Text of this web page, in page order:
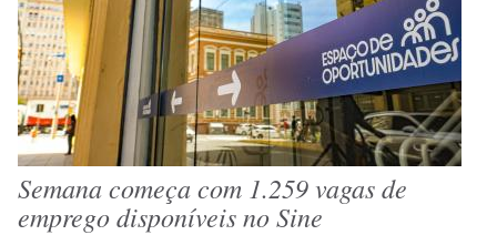
Semana começa com 1.259 vagas de
emprego disponíveis no Sine